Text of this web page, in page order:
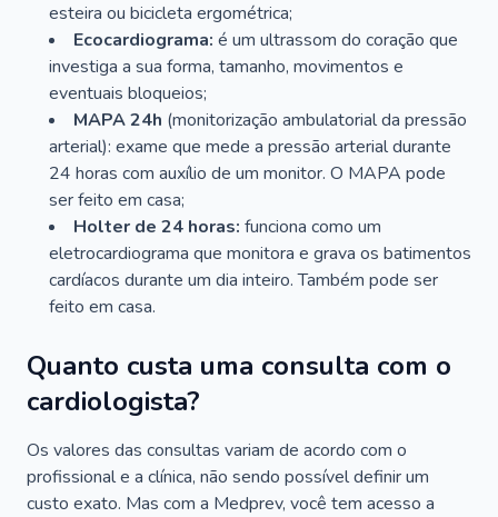
esteira ou bicicleta ergométrica;
Ecocardiograma: é um ultrassom do coração que
investiga a sua forma, tamanho, movimentos e
eventuais bloqueios;
MAPA 24h (monitorização ambulatorial da pressão
arterial): exame que mede a pressão arterial durante
24 horas com auxílio de um monitor. O MAPA pode
ser feito em casa;
Holter de 24 horas: funciona como um
eletrocardiograma que monitora e grava os batimentos
cardíacos durante um dia inteiro. Também pode ser
feito em casa.
Quanto custa uma consulta com o
cardiologista?
Os valores das consultas variam de acordo com o
profissional e a clínica, não sendo possível definir um
custo exato. Mas com a Medprev, você tem acesso a